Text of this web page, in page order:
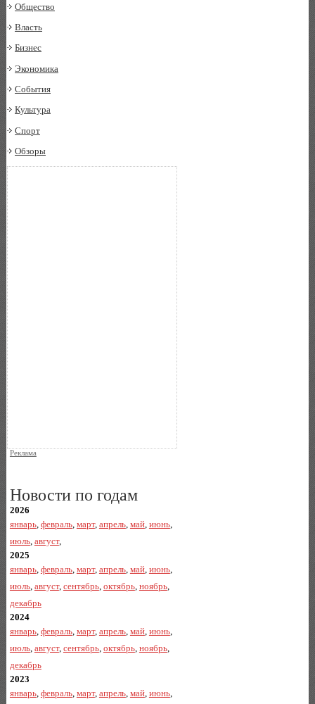
Общество
Власть
Бизнес
Экономика
События
Культура
Спорт
Обзоры
Реклама
Новости по годам
2026
январь, февраль, март, апрель, май, июнь,
июль, август,
2025
январь, февраль, март, апрель, май, июнь,
июль, август, сентябрь, октябрь, ноябрь,
декабрь
2024
январь, февраль, март, апрель, май, июнь,
июль, август, сентябрь, октябрь, ноябрь,
декабрь
2023
январь, февраль, март, апрель, май, июнь,